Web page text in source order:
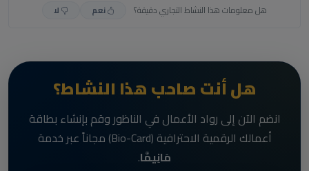
هل معلومات هذا النشاط التجاري دقيقة؟ نعم لا
هل أنت صاحب هذا النشاط؟
انضم الآن إلى رواد الأعمال في الناظور وقم بإنشاء بطاقة
أعمالك الرقمية الاحترافية (Bio-Card) مجاناً عبر خدمة
مَانِيمَّا.